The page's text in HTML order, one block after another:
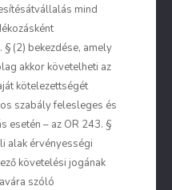
mind
(2) bekezdése, amely
akkor követelheti az
kötelezettségét
szabály felesleges és
esetén – az OR 243. §
alak érvényességi
követelési jogának
szóló